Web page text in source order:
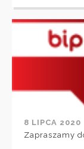
8 LIPCA 2020
Zapraszamy